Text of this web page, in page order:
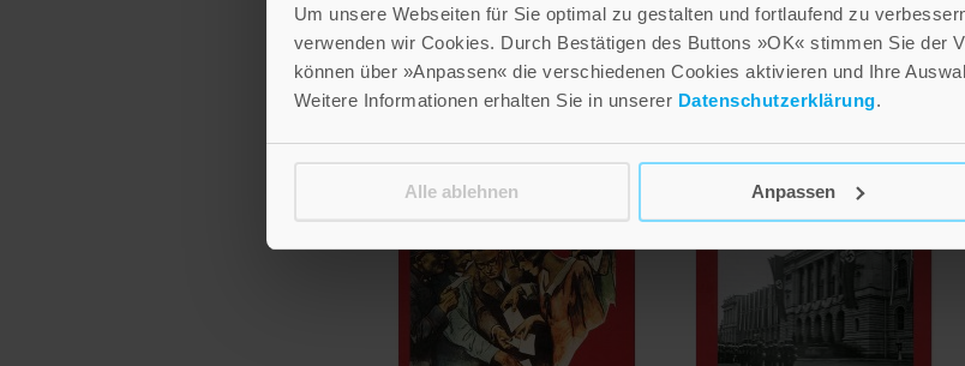
Um unsere Webseiten für Sie optimal zu gestalten und fortlaufend zu
verwenden wir Cookies. Durch Bestätigen des Buttons »OK« stimmen Sie der
können über »Anpassen« die verschiedenen Cookies aktivieren und Ihre
Weitere Informationen erhalten Sie in unserer Datenschutzerklärung.
Alle ablehnen Anpassen
30,00 €
IN DEN WARENKORB
28,00 €
IN DEN WARENKORB